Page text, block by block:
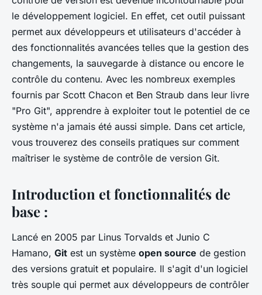
le développement logiciel. En effet, cet outil puissant
permet aux développeurs et utilisateurs d'accéder à
des fonctionnalités avancées telles que la gestion des
changements, la sauvegarde à distance ou encore le
contrôle du contenu. Avec les nombreux exemples
fournis par Scott Chacon et Ben Straub dans leur livre
"Pro Git", apprendre à exploiter tout le potentiel de ce
système n'a jamais été aussi simple. Dans cet article,
vous trouverez des conseils pratiques sur comment
maîtriser le système de contrôle de version Git.
Introduction et fonctionnalités de
base :
Lancé en 2005 par Linus Torvalds et Junio C
Hamano, Git est un système open source de gestion
des versions gratuit et populaire. Il s'agit d'un logiciel
très souple qui permet aux développeurs de contrôler